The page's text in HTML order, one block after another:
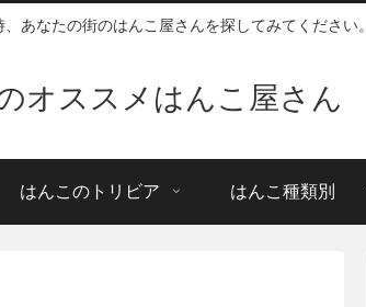
あなたの街のはんこ屋さんを探してみてください。
オススメはんこ屋さん
はんこのトリビア はんこ種類別